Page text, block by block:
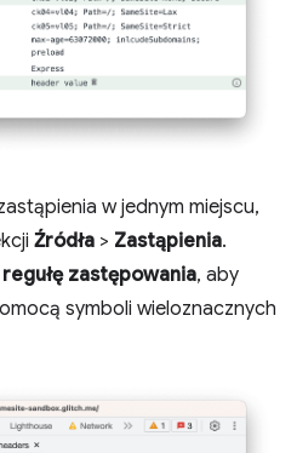
w jednym miejscu,
Źródła > Zastąpienia.
zastępowania, aby
symboli wieloznacznych